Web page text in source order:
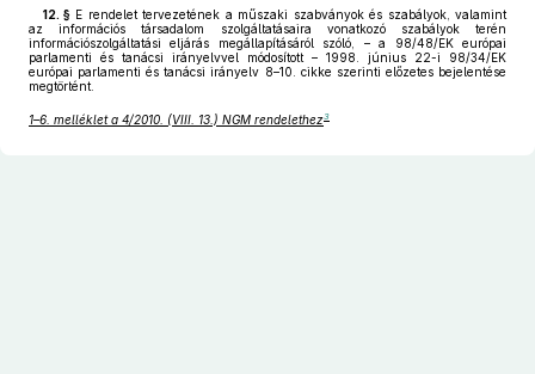
12. § E rendelet tervezetének a műszaki szabványok és szabályok, valamint
az információs társadalom szolgáltatásaira vonatkozó szabályok terén
információszolgáltatási eljárás megállapításáról szóló, – a 98/48/EK európai
parlamenti és tanácsi irányelvvel módosított – 1998. június 22-i 98/34/EK
európai parlamenti és tanácsi irányelv 8–10. cikke szerinti előzetes bejelentése
megtörtént.
1–6. melléklet a 4/2010. (VIII. 13.) NGM rendelethez3